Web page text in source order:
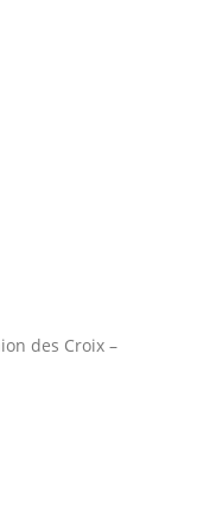
des Croix –